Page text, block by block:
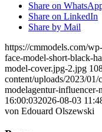
Share on
Share on LinkedIn
Share by Mail
https://cmmodels.com/
face-model-short-black-
model-cover.jpg-2.jpg
content/uploads/2023/
modelagentur-influencer-
16:00:032026-08-03
von Edouard Olszewski